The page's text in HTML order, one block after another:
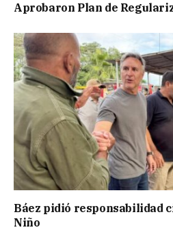
Aprobaron Plan de
Báez pidió responsabilidad
Niño